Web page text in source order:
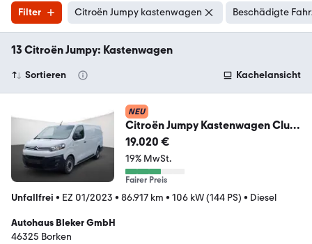
Filter Citroën Jumpy kastenwagen Beschädigte
13 Citroën Jumpy: Kastenwagen
Sortieren Kachelansicht
NEU
Citroën Jumpy Kastenwagen Club
XL BlueHDi 145 S&S EAT8
19.020 €
19% MwSt.
Fairer Preis
Unfallfrei • EZ 01/2023 • 86.917 km • 106 kW (144 PS) • Diesel
Autohaus Bleker GmbH
46325 Borken